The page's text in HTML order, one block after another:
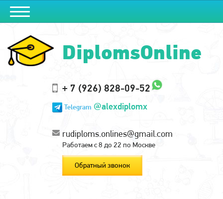
DiplomsOnline
+ 7 (926) 828-09-52
Telegram @alexdiplomx
rudiploms.onlines@gmail.com
Работаем с 8 до 22 по Москве
Обратный звонок